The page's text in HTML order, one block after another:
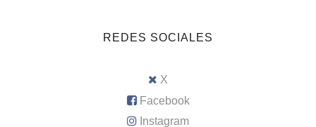
REDES SOCIALES
X
Facebook
Instagram